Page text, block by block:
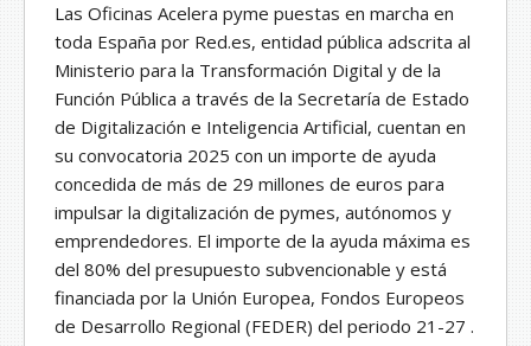
Las Oficinas Acelera pyme puestas en marcha en
toda España por Red.es, entidad pública adscrita al
Ministerio para la Transformación Digital y de la
Función Pública a través de la Secretaría de Estado
de Digitalización e Inteligencia Artificial, cuentan en
su convocatoria 2025 con un importe de ayuda
concedida de más de 29 millones de euros para
impulsar la digitalización de pymes, autónomos y
emprendedores. El importe de la ayuda máxima es
del 80% del presupuesto subvencionable y está
financiada por la Unión Europea, Fondos Europeos
de Desarrollo Regional (FEDER) del periodo 21-27 .